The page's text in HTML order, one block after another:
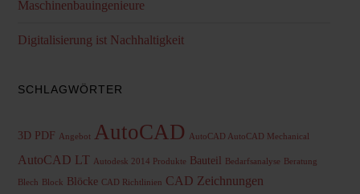
Maschinenbauingenieure
Digitalisierung ist Nachhaltigkeit
SCHLAGWÖRTER
3D PDF Angebot AutoCAD AutoCAD AutoCAD Mechanical
AutoCAD LT Autodesk 2014 Produkte Bauteil Bedarfsanalyse Beratung
Blech Block Blöcke CAD Richtlinien CAD Zeichnungen